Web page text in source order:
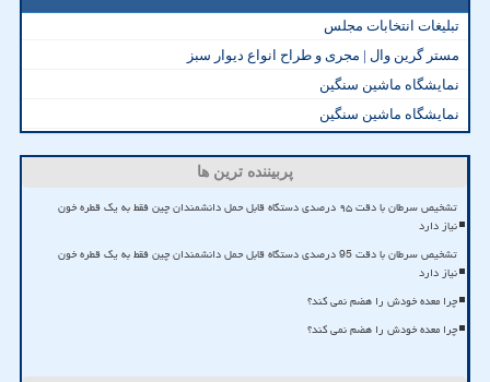
تبلیغات انتخابات مجلس
مستر گرین وال | مجری و طراح انواع دیوار سبز
نمایشگاه ماشین سنگین
نمایشگاه ماشین سنگین
پربیننده ترین ها
تشخیص سرطان با دقت ۹۵ درصدی دستگاه قابل حمل دانشمندان چین فقط به یک قطره خون
نیاز دارد
تشخیص سرطان با دقت 95 درصدی دستگاه قابل حمل دانشمندان چین فقط به یک قطره خون
نیاز دارد
چرا معده خودش را هضم نمی کند؟
چرا معده خودش را هضم نمی کند؟